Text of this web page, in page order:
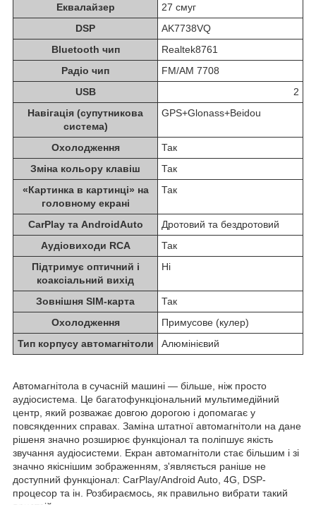
Еквалайзер
27 смуг
DSP
AK7738VQ
Bluetooth чип
Realtek8761
Радіо чип
FM/AM 7708
USB
2
Навігація (супутникова
система)
GPS+Glonass+Beidou
Охолодження
Так
Зміна кольору клавіш
Так
«Картинка в картинці» на
головному екрані
Так
CarPlay та AndroidAuto
Дротовий та бездротовий
Аудіовиходи RCA
Так
Підтримує оптичний і
коаксіальний вихід
Ні
Зовнішня SIM-карта
Так
Охолодження
Примусове (кулер)
Тип корпусу автомагнітоли
Алюмінієвий
Автомагнітола в сучасній машині — більше, ніж просто
аудіосистема. Це багатофункціональний мультимедійний
центр, який розважає довгою дорогою і допомагає у
повсякденних справах. Заміна штатної автомагнітоли на дане
рішеня значно розширює функціонал та поліпшує якість
звучання аудіосистеми. Екран автомагнітоли стає більшим і зі
значно якіснішим зображенням, з'являється раніше не
доступний функціонал: CarPlay/Android Auto, 4G, DSP-
процесор та ін. Розбираємось, як правильно вибрати такий